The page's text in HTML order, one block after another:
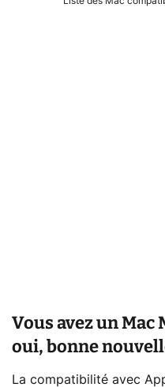
Vous avez un Mac
oui, bonne
La compatibilité avec